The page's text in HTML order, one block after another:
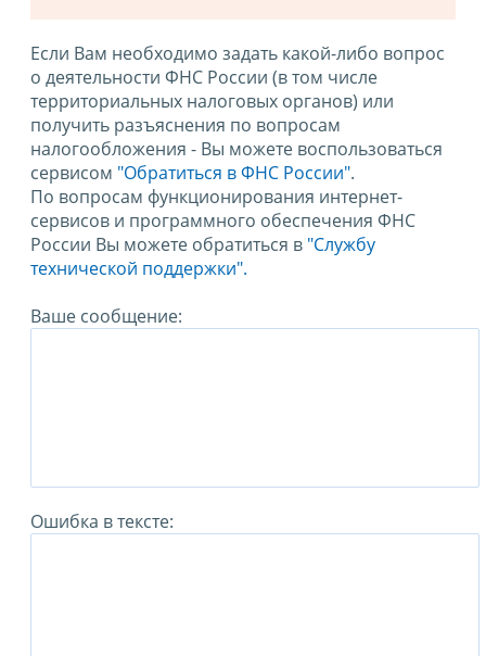
Если Вам необходимо задать какой-либо вопрос
о деятельности ФНС России (в том числе
территориальных налоговых органов) или
получить разъяснения по вопросам
налогообложения - Вы можете воспользоваться
сервисом "Обратиться в ФНС России".
По вопросам функционирования интернет-
сервисов и программного обеспечения ФНС
России Вы можете обратиться в "Службу
технической поддержки".
Ваше сообщение:
Ошибка в тексте: